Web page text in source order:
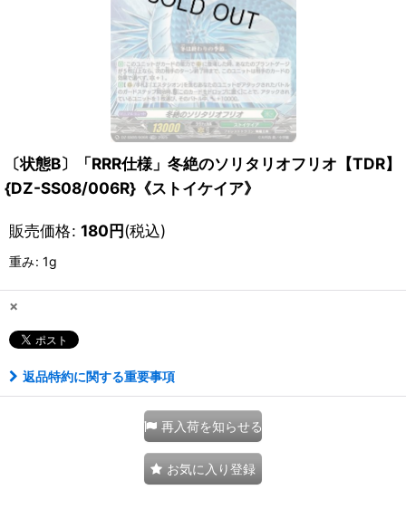
〔状態B〕「RRR仕様」冬絶のソリタリオフリオ【TDR】
{DZ-SS08/006R}《ストイケイア》
販売価格: 180円(税込)
重み: 1g
×
返品特約に関する重要事項
再入荷を知らせる
お気に入り登録